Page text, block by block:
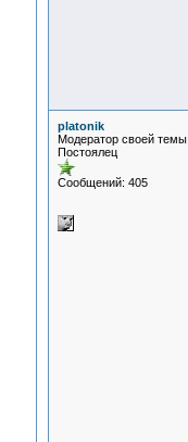
platonik
Модератор своей темы
Постоялец
Сообщений: 405